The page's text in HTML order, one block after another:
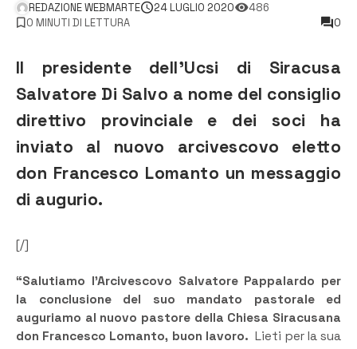
REDAZIONE WEBMARTE 24 LUGLIO 2020
486
0 MINUTI DI LETTURA
0
Il presidente dell’Ucsi di Siracusa
Salvatore Di Salvo a nome del consiglio
direttivo provinciale e dei soci ha
inviato al nuovo arcivescovo eletto
don Francesco Lomanto un messaggio
di augurio.
[/]
“Salutiamo l’Arcivescovo Salvatore Pappalardo per
la conclusione del suo mandato pastorale ed
auguriamo al nuovo pastore della Chiesa Siracusana
don Francesco Lomanto, buon lavoro. Lieti per la sua